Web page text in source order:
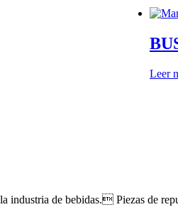
Leer
industria de bebidas. Piezas de